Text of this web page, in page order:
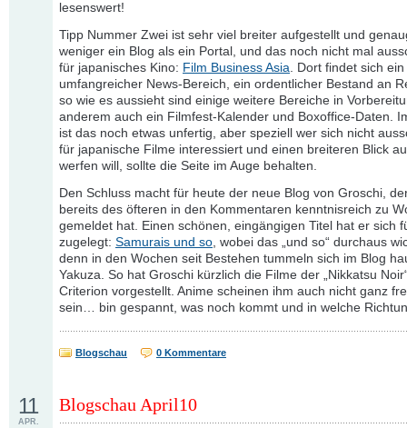
lesenswert!
Tipp Nummer Zwei ist sehr viel breiter aufgestellt und
weniger ein Blog als ein Portal, und das noch nicht mal
für japanisches Kino: Film Business Asia. Dort findet sich ein
umfangreicher News-Bereich, ein ordentlicher Bestand an
so wie es aussieht sind einige weitere Bereiche in
anderem auch ein Filmfest-Kalender und Boxoffice-Daten.
ist das noch etwas unfertig, aber speziell wer sich nicht
für japanische Filme interessiert und einen breiteren Blick
werfen will, sollte die Seite im Auge behalten.
Den Schluss macht für heute der neue Blog von Groschi,
bereits des öfteren in den Kommentaren kenntnisreich zu
gemeldet hat. Einen schönen, eingängigen Titel hat er sich
zugelegt: Samurais und so, wobei das „und so“ durchaus
denn in den Wochen seit Bestehen tummeln sich im Blog
Yakuza. So hat Groschi kürzlich die Filme der „Nikkatsu
Criterion vorgestellt. Anime scheinen ihm auch nicht ganz
sein… bin gespannt, was noch kommt und in welche
Blogschau 0 Kommentare
Blogschau April10
11
APR.